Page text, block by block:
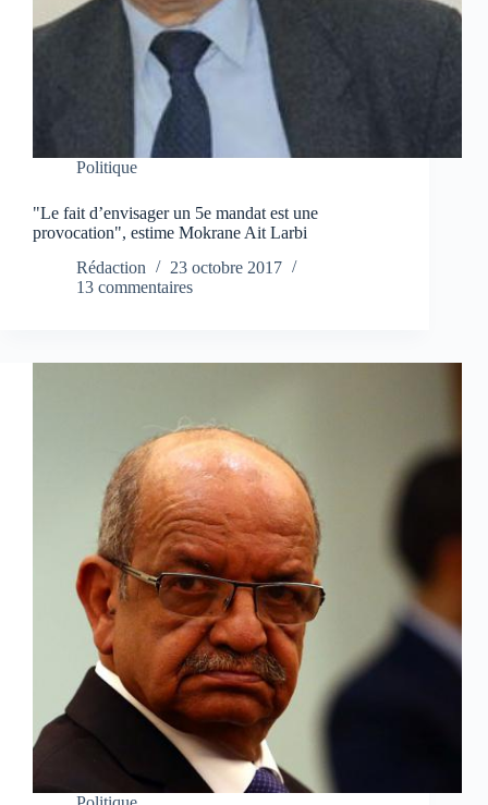
Politique
"Le fait d’envisager un 5e mandat est une
provocation", estime Mokrane Ait Larbi
Rédaction
23 octobre 2017
13 commentaires